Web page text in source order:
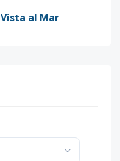
Vista al Mar